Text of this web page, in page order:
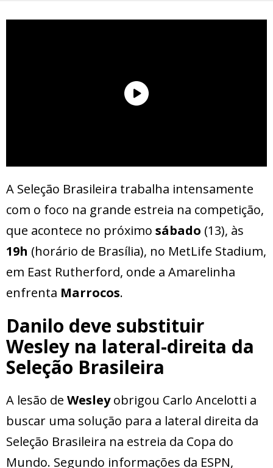
A Seleção Brasileira trabalha intensamente
com o foco na grande estreia na competição,
que acontece no próximo sábado (13), às
19h (horário de Brasília), no MetLife Stadium,
em East Rutherford, onde a Amarelinha
enfrenta Marrocos.
Danilo deve substituir
Wesley na lateral-direita da
Seleção Brasileira
A lesão de Wesleyobrigou Carlo Ancelotti a
buscar uma solução para a lateral direita da
Seleção Brasileira na estreia da Copa do
Mundo. Segundo informações da ESPN,